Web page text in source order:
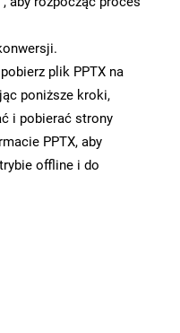
plik PPTX na
poniższe kroki,
i pobierać strony
PPTX, aby
offline i do